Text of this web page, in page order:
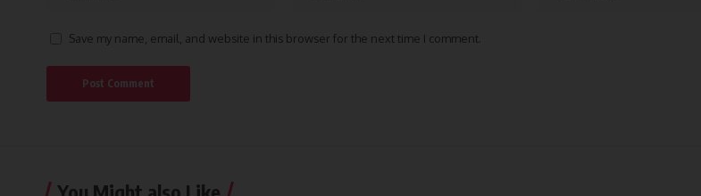
Save my name, email, and website in this browser for the next time I comment.